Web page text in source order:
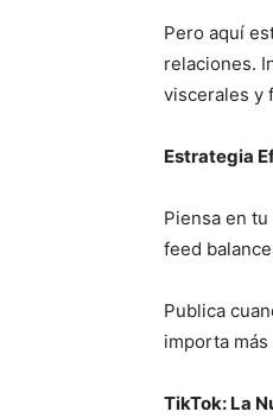
Pero aquí
relaciones.
viscerales y
Estrategia
Piensa en
feed
Publica
importa
TikTok: La